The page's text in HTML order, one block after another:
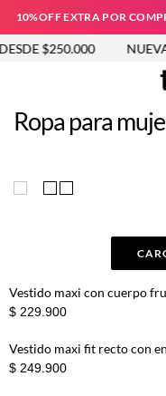
10%OFF EXTRA POR
$250.000 NUEVA
Ropa para
$ 229.900
$ 249.900